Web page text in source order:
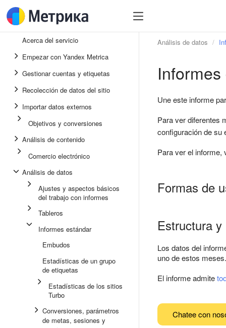
Acerca del servicio
Empezar con Yandex Metrica
Gestionar cuentas y etiquetas
Recolección de datos del sitio
Importar datos externos
Objetivos y conversiones
Análisis de contenido
Comercio electrónico
Análisis de datos
Ajustes y aspectos básicos
del trabajo con informes
Tableros
Informes estándar
Embudos
Estadísticas de un grupo
de etiquetas
Estadísticas de los sitios
Turbo
Conversiones, parámetros
de metas, sesiones y
Análisis de datos
Informes
Une este informe
Para ver diferentes
configuración de su
Para ver el
Formas de
Estructura
Los datos del
uno de estos meses.
El informe admite
Chatee con